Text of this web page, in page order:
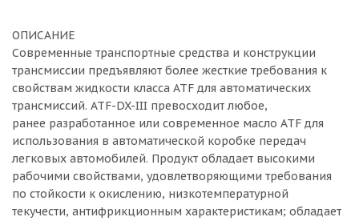
ОПИСАНИЕ
Современные транспортные средства и конструкции
трансмиссии предъявляют более жесткие требования к
свойствам жидкости класса ATF для автоматических
трансмиссий. ATF-DX-III превосходит любое,
ранее разработанное или современное масло ATF для
использования в автоматической коробке передач
легковых автомобилей. Продукт обладает высокими
рабочими свойствами, удовлетворяющими требования
по стойкости к окислению, низкотемпературной
текучести, антифрикционным характеристикам; обладает